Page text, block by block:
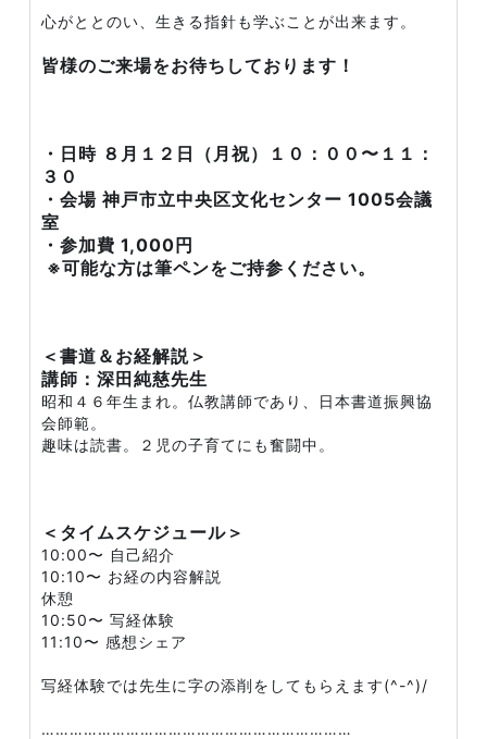
心がととのい、生きる指針も学ぶことが出来ます。
皆様のご来場をお待ちしております！
・日時 ８月１２日（月祝）１０：００〜１１：
３０
・会場 神戸市立中央区文化センター 1005会議
室
・参加費 1,000円
※可能な方は筆ペンをご持参ください。
＜書道＆お経解説＞
講師：深田純慈先生
昭和４６年生まれ。仏教講師であり、日本書道振興協
会師範。
趣味は読書。２児の子育てにも奮闘中。
＜タイムスケジュール＞
10:00〜 自己紹介
10:10〜 お経の内容解説
休憩
10:50〜 写経体験
11:10〜 感想シェア
写経体験では先生に字の添削をしてもらえます(^-^)/
…………………………………………………………